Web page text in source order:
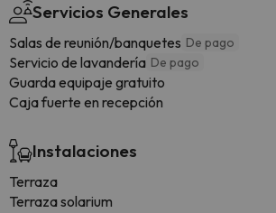
Servicios Generales
Salas de reunión/banquetes De pago
Servicio de lavandería De pago
Guarda equipaje gratuito
Caja fuerte en recepción
Instalaciones
Terraza
Terraza solarium